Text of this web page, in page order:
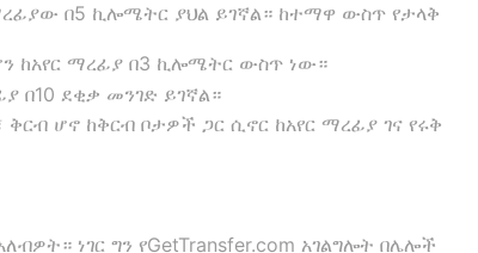
በ5 ኪሎሜትር ያህል ይገኛል። ከተማዋ ውስጥ የታላቅ
ከአየር ማረፊያ በ3 ኪሎሜትር ውስጥ ነው።
በ10 ደቂቃ መንገድ ይገኛል።
ሆኖ ከቅርብ ቦታዎች ጋር ሲኖር ከአየር ማረፊያ ገና የሩቅ
ነገር ግን የGetTransfer.com አገልግሎት በሌሎች